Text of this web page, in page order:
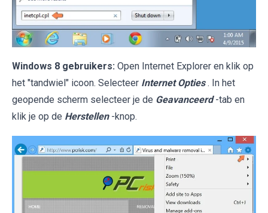
Windows 8 gebruikers: Open Internet Explorer en klik op
het "tandwiel" icoon. Selecteer Internet Opties . In het
geopende scherm selecteer je de Geavanceerd -tab en
klik je op de Herstellen -knop.